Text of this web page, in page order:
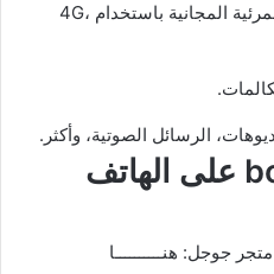
يدعم المكالمة الصوتية والمرئية المجانية باستخدام 4G،
الرسائل الصوتية، وأكثر.
تحميل تطبيق botim على الهاتف
هنــــــــــا